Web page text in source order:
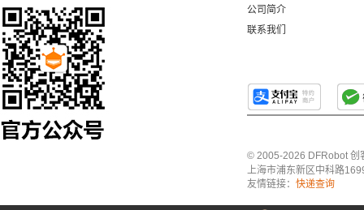
公司简介
联系我们
© 2005-2026 DFRobot 创
上海市浦东新区中科路
友情链接： 快递查询